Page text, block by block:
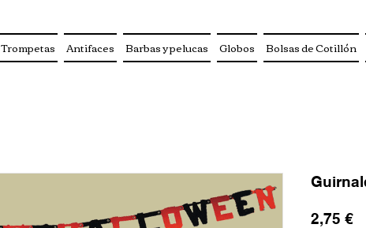
2,75 €
Trompetas Antifaces Barbas y pelucas Globos Bolsas de Cotillón